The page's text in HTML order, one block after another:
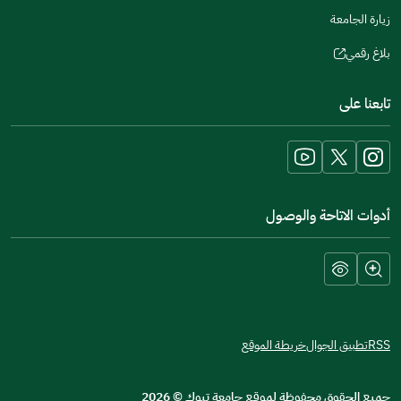
زيارة الجامعة
بلاغ رقمي
(opens
new
window)
تابعنا على
أدوات الاتاحة والوصول
RSSتطبيق الجوالخريطة الموقع
جميع الحقوق محفوظة لموقع جامعة تبوك©
2026